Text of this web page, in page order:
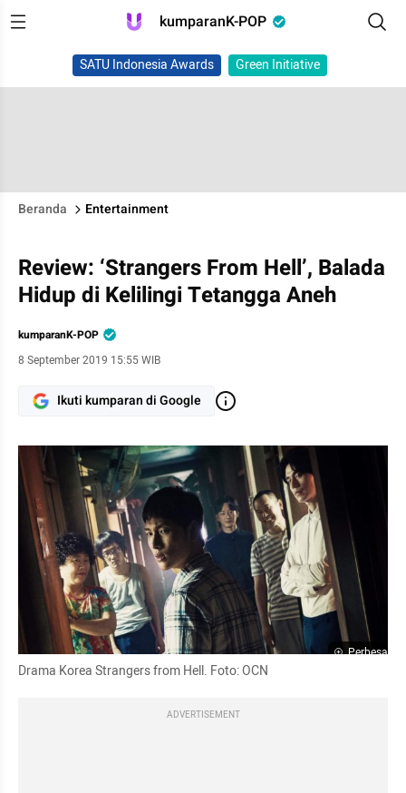
kumparanK-POP
SATU Indonesia Awards Green Initiative
Beranda Entertainment
Review: ‘Strangers From Hell’, Balada
Hidup di Kelilingi Tetangga Aneh
kumparanK-POP
8 September 2019 15:55 WIB
Ikuti kumparan di Google
Perbesar
Drama Korea Strangers from Hell. Foto: OCN
ADVERTISEMENT